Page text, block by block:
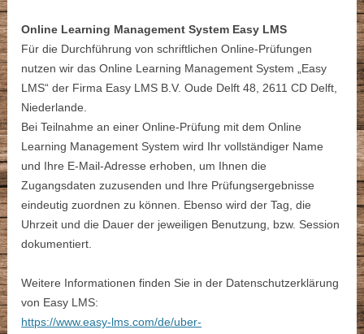
Online Learning Management System Easy LMS
Für die Durchführung von schriftlichen Online-Prüfungen
nutzen wir das Online Learning Management System „Easy
LMS“ der Firma Easy LMS B.V. Oude Delft 48, 2611 CD Delft,
Niederlande.
Bei Teilnahme an einer Online-Prüfung mit dem Online
Learning Management System wird Ihr vollständiger Name
und Ihre E-Mail-Adresse erhoben, um Ihnen die
Zugangsdaten zuzusenden und Ihre Prüfungsergebnisse
eindeutig zuordnen zu können. Ebenso wird der Tag, die
Uhrzeit und die Dauer der jeweiligen Benutzung, bzw. Session
dokumentiert.
Weitere Informationen finden Sie in der Datenschutzerklärung
von Easy LMS:
https://www.easy-lms.com/de/uber-